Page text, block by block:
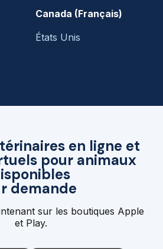
en ligne et
pour animaux
demande
sur les boutiques Apple
et Play.
Canada (Français)
États Unis